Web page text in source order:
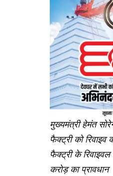
मुख्यमंत्री हेमंत
फैक्ट्री को रिवाइव
फैक्ट्री के
करोड़ का प्रावधान